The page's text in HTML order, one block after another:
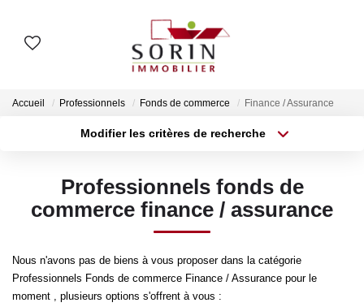
ESTIMER
Estimation En Présentiel
Accueil Professionnels Fonds de commerce Finance / Assurance
Modifier les critères de recherche
Type de bien
Surface min
Créer une alerte
Professionnels fonds de
commerce finance / assurance
Nous n'avons pas de biens à vous proposer dans la catégorie
Professionnels Fonds de commerce Finance / Assurance pour le
moment , plusieurs options s'offrent à vous :